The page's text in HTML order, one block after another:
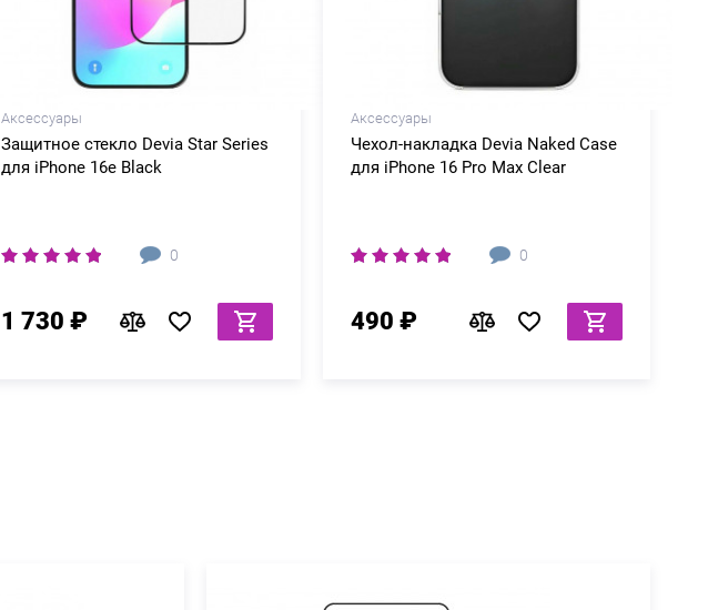
Аксессуары
Защитное стекло Devia Star Series
для iPhone 16e Black
0
1 730 ₽
Аксессуары
Чехол-накладка Devia Naked Case
для iPhone 16 Pro Max Clear
0
490 ₽